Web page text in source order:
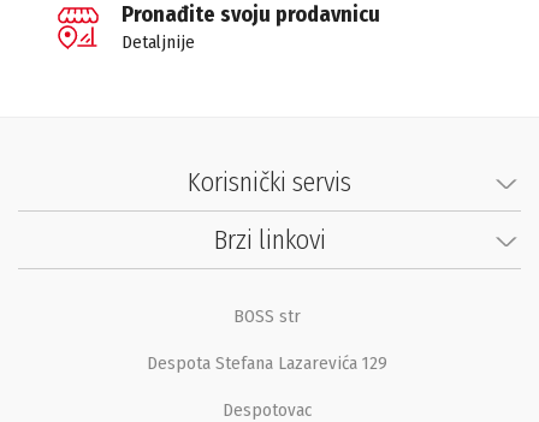
Pronađite svoju prodavnicu
Detaljnije
Korisnički servis
Brzi linkovi
BOSS str
Despota Stefana Lazarevića 129
Despotovac